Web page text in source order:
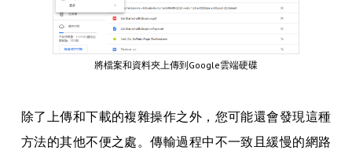
將檔案和資料夾上傳到Google雲端硬碟
除了上傳和下載的複雜操作之外，您可能還會發現這種
方法的其他不便之處。傳輸過程中不一致且緩慢的網路